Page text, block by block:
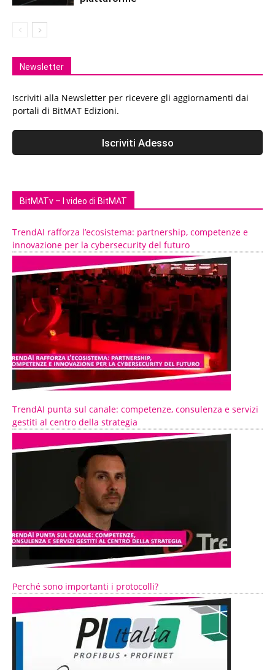
Newsletter
Iscriviti alla Newsletter per ricevere gli aggiornamenti dai
portali di BitMAT Edizioni.
BitMATv – I video di BitMAT
TrendAI rafforza l’ecosistema: partnership, competenze e
innovazione per la cybersecurity del futuro
TrendAI punta sul canale: competenze, consulenza e servizi
gestiti al centro della strategia
Perché sono importanti i protocolli?